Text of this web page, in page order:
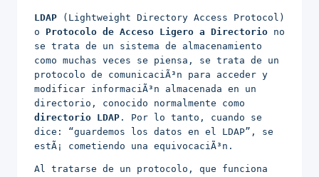
LDAP (Lightweight Directory Access Protocol)
o Protocolo de Acceso Ligero a Directorio no
se trata de un sistema de almacenamiento
como muchas veces se piensa, se trata de un
protocolo de comunicaciÃ³n para acceder y
modificar informaciÃ³n almacenada en un
directorio, conocido normalmente como
directorio LDAP . Por lo tanto, cuando se
dice: “guardemos los datos en el LDAP”, se
estÃ¡ cometiendo una equivocaciÃ³n.
Al tratarse de un protocolo, que funciona